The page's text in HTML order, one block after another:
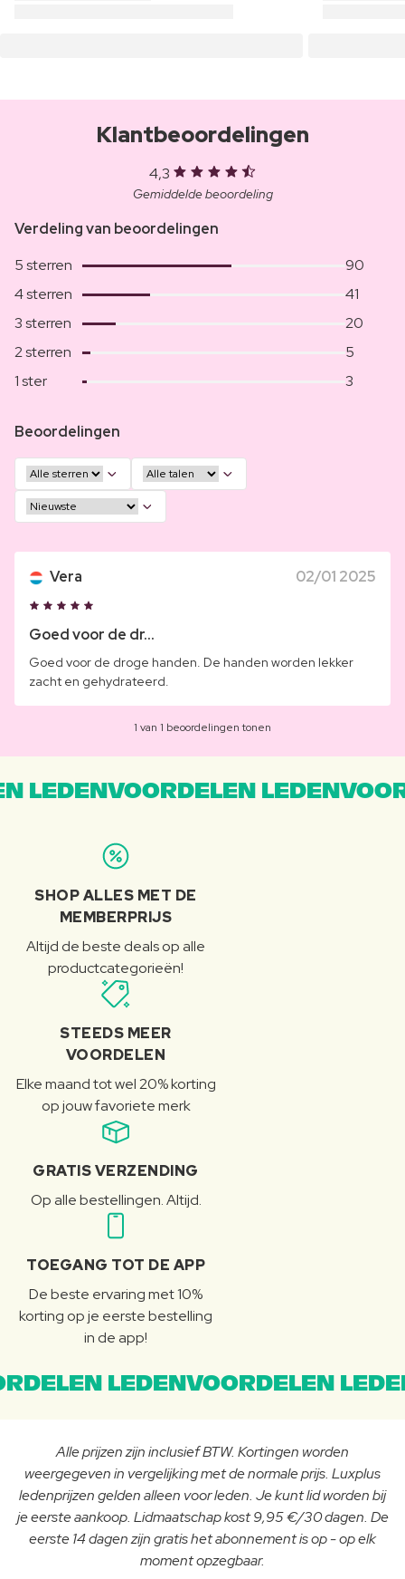
Klantbeoordelingen
4,3
Gemiddelde beoordeling
Verdeling van beoordelingen
5 sterren
90
4 sterren
41
3 sterren
20
2 sterren
5
1 ster
3
Beoordelingen
Vera 02/01 2025
Goed voor de dr...
Goed voor de droge handen. De handen worden lekker
zacht en gehydrateerd.
1 van 1 beoordelingen tonen
LEDENVOORDELEN
SHOP ALLES MET DE
MEMBERPRIJS
Altijd de beste deals op alle
productcategorieën!
STEEDS MEER
VOORDELEN
Elke maand tot wel 20% korting
op jouw favoriete merk
GRATIS VERZENDING
Op alle bestellingen. Altijd.
TOEGANG TOT DE APP
De beste ervaring met 10%
korting op je eerste bestelling
in de app!
LEDENVOORDELEN
Alle prijzen zijn inclusief BTW. Kortingen worden
weergegeven in vergelijking met de normale prijs. Luxplus
ledenprijzen gelden alleen voor leden. Je kunt lid worden bij
je eerste aankoop. Lidmaatschap kost 9,95 €/30 dagen. De
eerste 14 dagen zijn gratis het abonnement is op - op elk
moment opzegbaar.